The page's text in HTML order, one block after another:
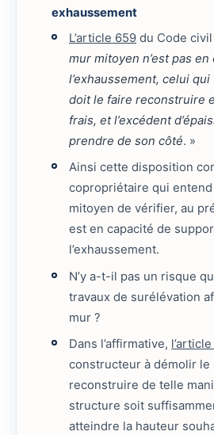
exhaussement
L’article 659 du Code
mur mitoyen n’est pas
l’exhaussement, celui qui
doit le faire reconstruire
frais, et l’excédent
prendre de son côté. »
Ainsi cette disposition
copropriétaire qui
mitoyen de vérifier, au
est en capacité de
l’exhaussement.
N’y a-t-il pas un risque
travaux de surélévation
mur ?
Dans l’affirmative,
constructeur à démolir le
reconstruire de telle
structure soit
atteindre la hauteur